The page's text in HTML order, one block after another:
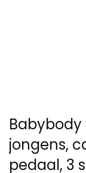
jongens,
pedaal, 3